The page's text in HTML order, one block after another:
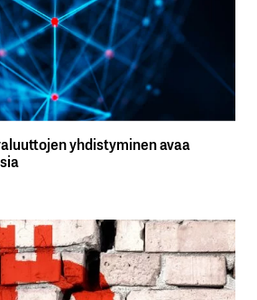
yhdistyminen avaa